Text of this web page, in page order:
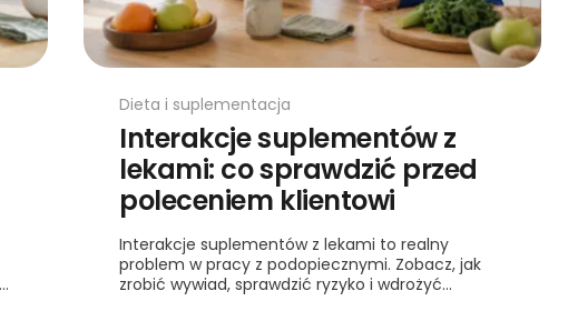
Dieta i suplementacja
Interakcje suplementów z
lekami: co sprawdzić przed
poleceniem klientowi
Interakcje suplementów z lekami to realny
problem w pracy z podopiecznymi. Zobacz, jak
zrobić wywiad, sprawdzić ryzyko i wdrożyć